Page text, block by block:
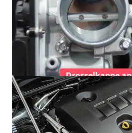
Drosselkappe